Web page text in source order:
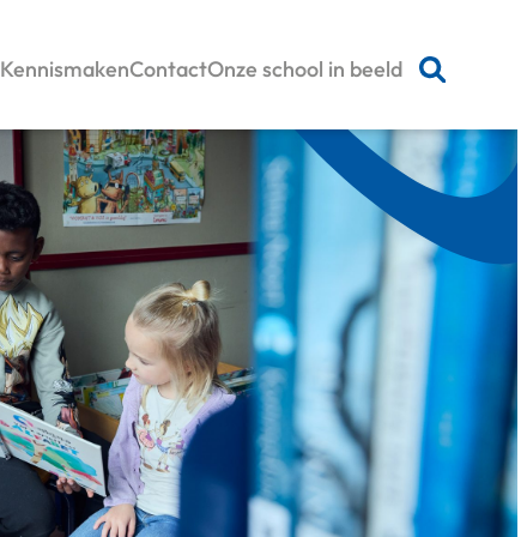
KennismakenContactOnze school in beeld